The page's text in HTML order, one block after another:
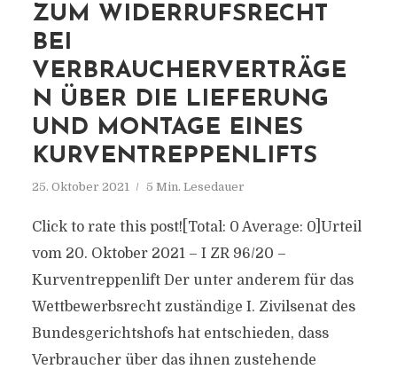
ZUM WIDERRUFSRECHT
BEI
VERBRAUCHERVERTRÄGE
N ÜBER DIE LIEFERUNG
UND MONTAGE EINES
KURVENTREPPENLIFTS
25. Oktober 2021 5 Min. Lesedauer
Click to rate this post![Total: 0 Average: 0]Urteil
vom 20. Oktober 2021 – I ZR 96/20 –
Kurventreppenlift Der unter anderem für das
Wettbewerbsrecht zuständige I. Zivilsenat des
Bundesgerichtshofs hat entschieden, dass
Verbraucher über das ihnen zustehende